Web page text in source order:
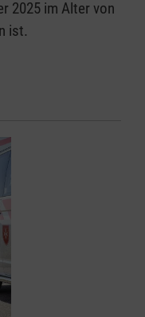
2025 im Alter von
ist.